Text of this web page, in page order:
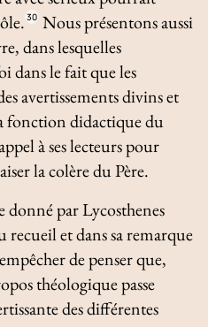
30 Nous présentons aussi
dans lesquelles
dans le fait que les
avertissements divins et
fonction didactique du
à ses lecteurs pour
la colère du Père.
donné par Lycosthenes
recueil et dans sa remarque
de penser que,
théologique passe
des différentes